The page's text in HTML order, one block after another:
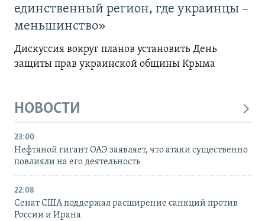
единственный регион, где украинцы –
меньшинство»
Дискуссия вокруг планов установить День
защиты прав украинской общины Крыма
НОВОСТИ
23:00
Нефтяной гигант ОАЭ заявляет, что атаки существенно
повлияли на его деятельность
22:08
Сенат США поддержал расширение санкций против
России и Ирана